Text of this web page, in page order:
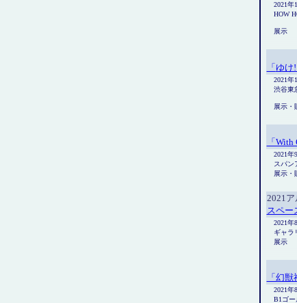
2021年
HOW
展示
「 ゆけ
2021年
渋谷東
展示・
「
2021年
スパン
展示・
2021ア
スペー
2021
ギャラ
展示
「幻
2021
B1ゴー